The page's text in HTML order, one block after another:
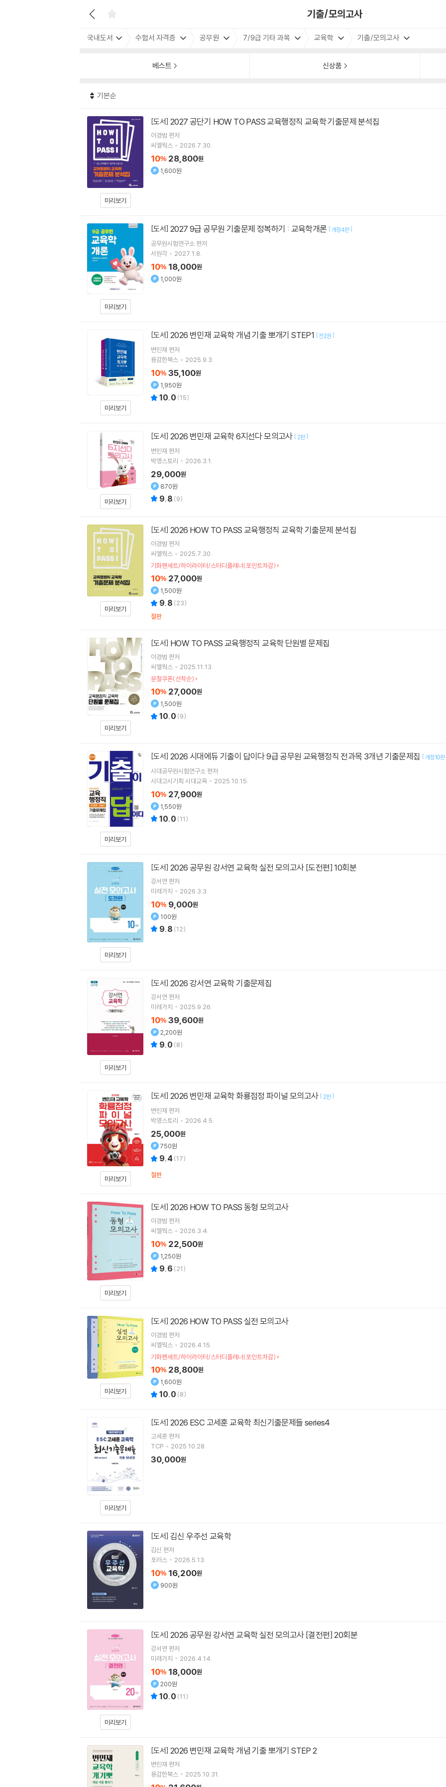
기출/모의고사
국내도서 수험서 자격증 공무원 7/9급 기타 과목 교육학 기출/모의고사
베스트 신상품
기본순
미리보기
[도서] 2027 공단기 HOW TO PASS 교육행정직 교육학 기출문제 분석집
이경범 편저
씨엘웍스
2026.7.30.
10% 28,800원
1,600원
미리보기
[도서] 2027 9급 공무원 기출문제 정복하기 : 교육학개론 [개정4판]
공무원시험연구소 편저
서원각
2027.1.8.
10% 18,000원
1,000원
미리보기
[도서] 2026 변민재 교육학 개념 기출 뽀개기 STEP1 [전2권 ]
변민재 편저
용감한북스
2025.9.3.
10% 35,100원
1,950원
10.0 (15)
미리보기
[도서] 2026 변민재 교육학 6지선다 모의고사 [ 2판]
변민재 편저
박영스토리
2026.3.1.
29,000원
870원
9.8 (9)
미리보기
[도서] 2026 HOW TO PASS 교육행정직 교육학 기출문제 분석집
이경범 편저
씨엘웍스
2025.7.30.
기화펜세트/하이라이터/스터디플래너(포인트차감)
10% 27,000원
1,500원
9.8 (23)
절판
미리보기
[도서] HOW TO PASS 교육행정직 교육학 단원별 문제집
이경범 편저
씨엘웍스
2025.11.13.
분철쿠폰(선착순)
10% 27,000원
1,500원
10.0 (9)
미리보기
[도서] 2026 시대에듀 기출이 답이다 9급 공무원 교육행정직 전과목 3개년 기출문제집 [개정10판
시대공무원시험연구소 편저
시대고시기획 시대교육
2025.10.15.
10% 27,900원
1,550원
10.0 (11)
미리보기
[도서] 2026 공무원 강서연 교육학 실전 모의고사 [도전편] 10회분
강서연 편저
미래가치
2026.3.3.
10% 9,000원
100원
9.8 (12)
미리보기
[도서] 2026 강서연 교육학 기출문제집
강서연 편저
미래가치
2025.9.26.
10% 39,600원
2,200원
9.0 (8)
미리보기
[도서] 2026 변민재 교육학 화룡점정 파이널 모의고사 [ 2판]
변민재 편저
박영스토리
2026.4.5.
25,000원
750원
9.4 (17)
절판
미리보기
[도서] 2026 HOW TO PASS 동형 모의고사
이경범 편저
씨엘웍스
2026.3.4.
10% 22,500원
1,250원
9.6 (21)
미리보기
[도서] 2026 HOW TO PASS 실전 모의고사
이경범 편저
씨엘웍스
2026.4.15.
기화펜세트/하이라이터/스터디플래너(포인트차감)
10% 28,800원
1,600원
10.0 (8)
미리보기
[도서] 2026 ESC 고세훈 교육학 최신기출문제들 series4
고세훈 편저
TCP
2025.10.28.
30,000원
[도서] 김신 우주선 교육학
김신 편저
포러스
2026.5.13.
10% 16,200원
900원
미리보기
[도서] 2026 공무원 강서연 교육학 실전 모의고사 [결전편] 20회분
강서연 편저
미래가치
2026.4.14.
10% 18,000원
200원
10.0 (11)
[도서] 2026 변민재 교육학 개념 기출 뽀개기 STEP 2
변민재 편저
용감한북스
2025.10.31.